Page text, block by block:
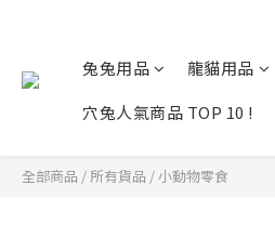
兔兔用品 龍貓用品
穴兔人氣商品 TOP 10 !
全部商品 / 所有貨品 /小動物零食